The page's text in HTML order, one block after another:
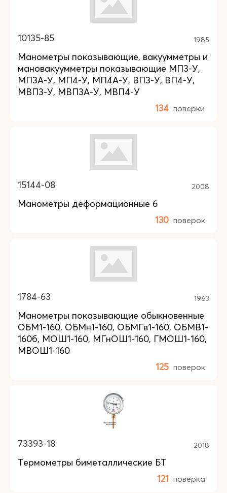
10135-85 1985
Манометры показывающие, вакуумметры и
мановакуумметры показывающие МП3-У,
МП3А-У, МП4-У, МП4А-У, ВП3-У, ВП4-У,
МВП3-У, МВП3А-У, МВП4-У
134 поверки
15144-08 2008
Манометры деформационные 6
130 поверок
1784-63 1963
Манометры показывающие обыкновенные
ОБМ1-160, ОБМн1-160, ОБМГв1-160, ОБМВ1-
160б, МОШ1-160, МГнОШ1-160, ГМОШ1-160,
МВОШ1-160
125 поверок
73393-18 2018
Термометры биметаллические БТ
121 поверка